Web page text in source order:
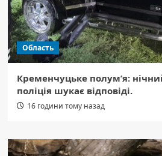
Область
Кременчуцьке полум’я:
поліція шукає відповіді.
16 години тому назад